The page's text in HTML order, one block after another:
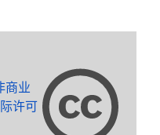
商业
许可